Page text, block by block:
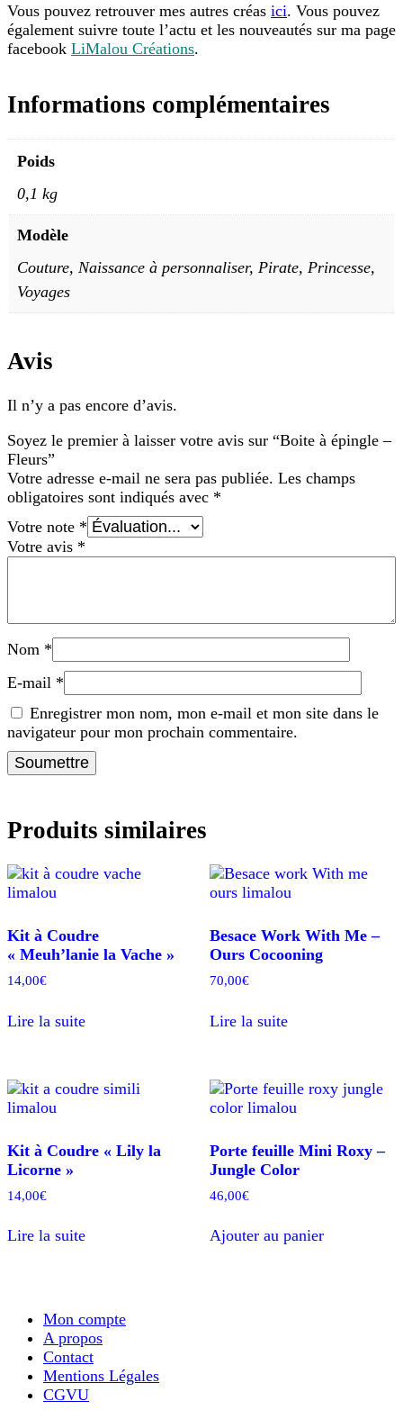
Vous pouvez retrouver mes autres créas ici. Vous pouvez
également suivre toute l’actu et les nouveautés sur ma page
facebook LiMalou Créations.
Informations complémentaires
Poids
0,1 kg
Modèle
Couture, Naissance à personnaliser, Pirate, Princesse,
Voyages
Avis
Il n’y a pas encore d’avis.
Soyez le premier à laisser votre avis sur “Boite à épingle –
Fleurs”
Votre adresse e-mail ne sera pas publiée. Les champs
obligatoires sont indiqués avec *
Votre note *
Votre avis *
Nom *
E-mail *
Enregistrer mon nom, mon e-mail et mon site dans le
navigateur pour mon prochain commentaire.
Produits similaires
Kit à Coudre
« Meuh’lanie la Vache »
14,00€
Lire la suite
Besace Work With Me –
Ours Cocooning
70,00€
Lire la suite
Kit à Coudre « Lily la
Licorne »
14,00€
Lire la suite
Porte feuille Mini Roxy –
Jungle Color
46,00€
Ajouter au panier
Mon compte
A propos
Contact
Mentions Légales
CGVU